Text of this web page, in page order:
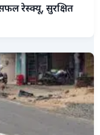
रेस्क्यू, सुरक्षित